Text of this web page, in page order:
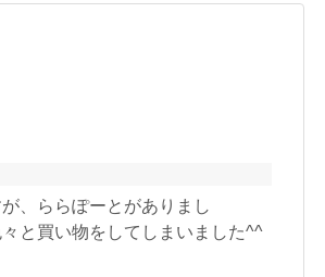
、ららぽーとがありまし
と買い物をしてしまいました^^